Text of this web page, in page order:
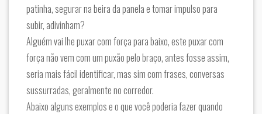
patinha, segurar na beira da panela e tomar impulso para
subir, adivinham?
Alguém vai lhe puxar com força para baixo, este puxar com
força não vem com um puxão pelo braço, antes fosse assim,
seria mais fácil identificar, mas sim com frases, conversas
sussurradas, geralmente no corredor.
Abaixo alguns exemplos e o que você poderia fazer quando